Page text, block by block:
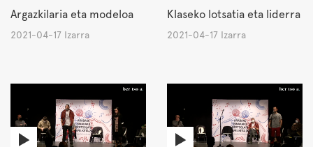
Argazkilaria eta modeloa
2021-04-17 Izarra
Klaseko lotsatia eta liderra
2021-04-17 Izarra